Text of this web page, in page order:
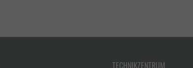
TECHNIKZENTRUM